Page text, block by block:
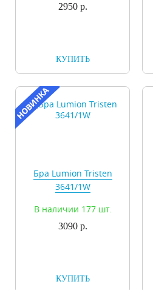
2950 р.
КУПИТЬ
Бра Lumion Tristen
3641/1W
В наличии 177 шт.
3090 р.
КУПИТЬ